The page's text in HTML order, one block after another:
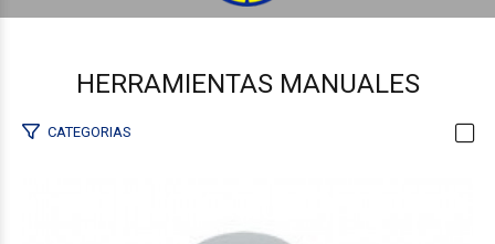
HERRAMIENTAS MANUALES
CATEGORIAS